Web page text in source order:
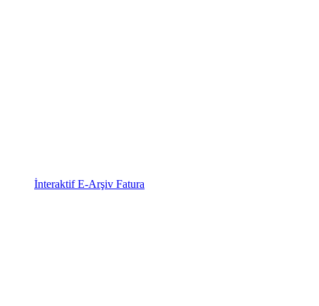
İnteraktif E-Arşiv Fatura